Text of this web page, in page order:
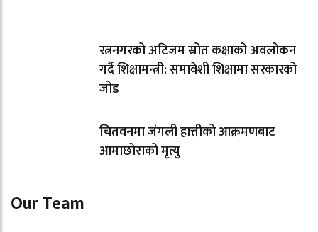
रत्ननगरको अटिजम स्रोत कक्षाको अवलोकन
गर्दै शिक्षामन्त्री: समावेशी शिक्षामा सरकारको
जोड
चितवनमा जंगली हात्तीको आक्रमणबाट
आमाछोराको मृत्यु
Our Team